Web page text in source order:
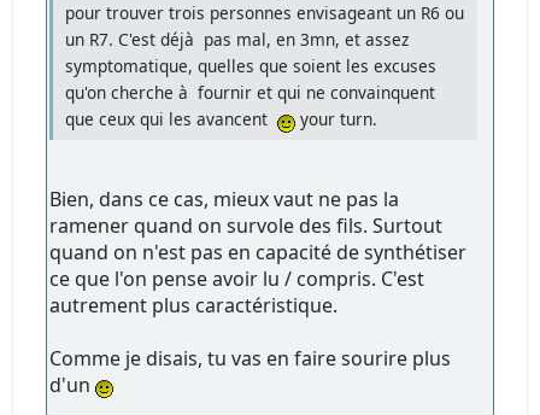
pour trouver trois personnes envisageant un R6 ou
un R7. C'est déjà pas mal, en 3mn, et assez
symptomatique, quelles que soient les excuses
qu'on cherche à fournir et qui ne convainquent
que ceux qui les avancent
your turn.
Bien, dans ce cas, mieux vaut ne pas la
ramener quand on survole des fils. Surtout
quand on n'est pas en capacité de synthétiser
ce que l'on pense avoir lu / compris. C'est
autrement plus caractéristique.
Comme je disais, tu vas en faire sourire plus
d'un